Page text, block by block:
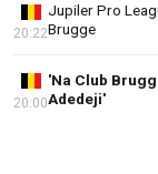
Jupiler Pro
Brugge
20:22
'Na Club
Adedeji'
20:00